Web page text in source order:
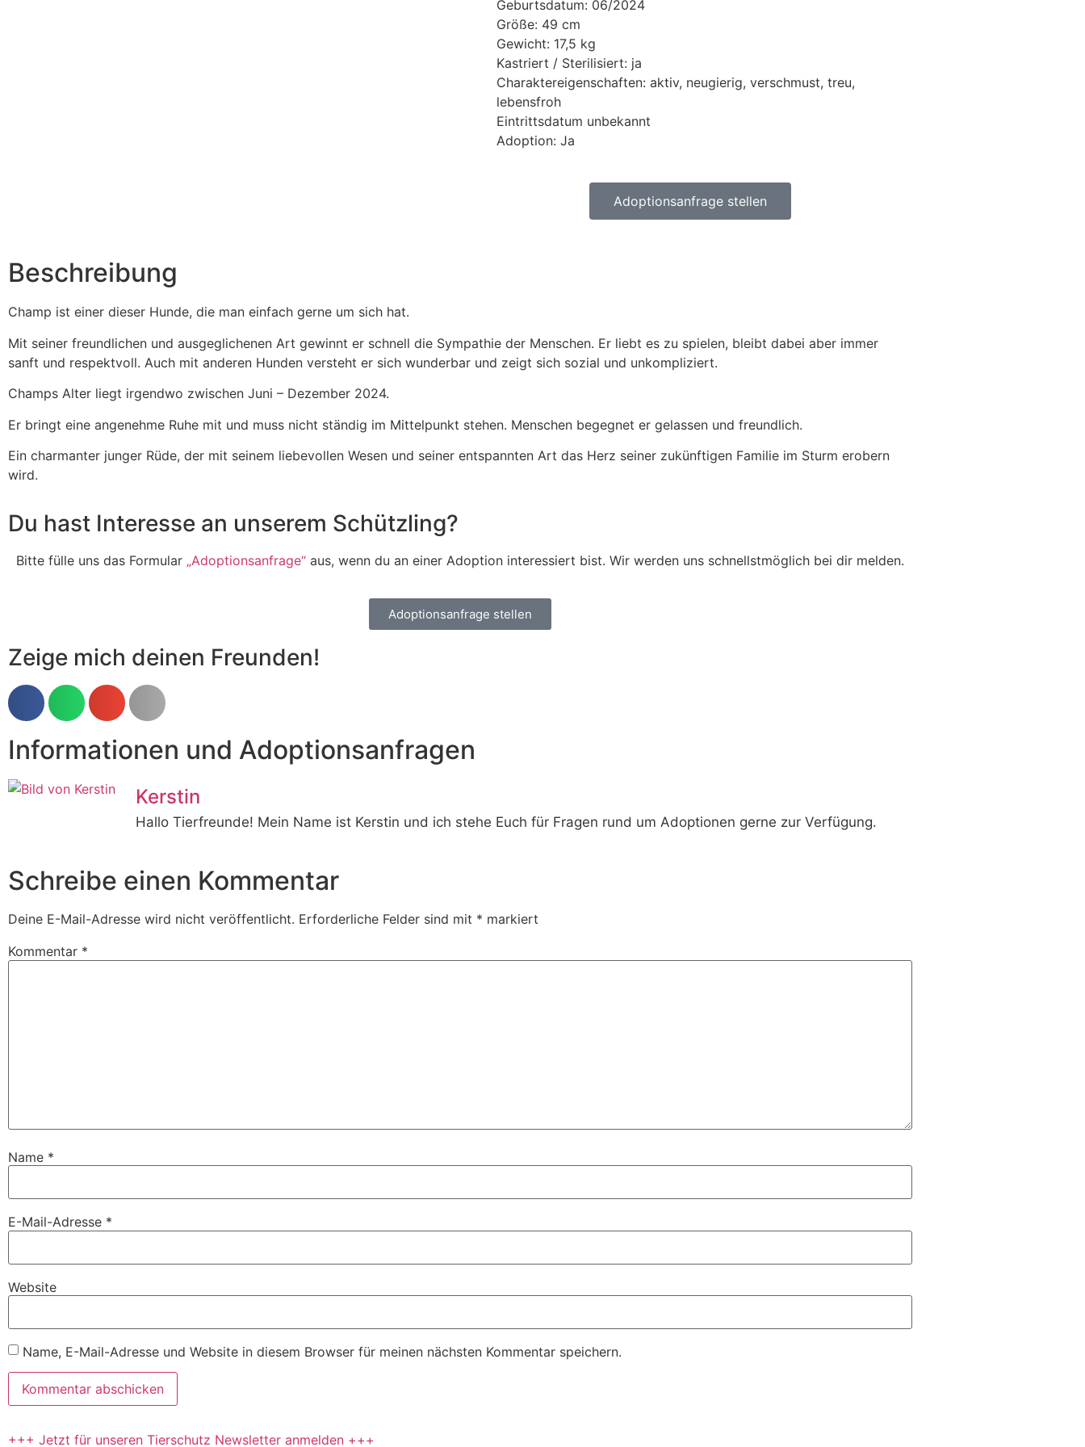
Geburtsdatum: 06/2024
Größe: 49 cm
Gewicht: 17,5 kg
Kastriert / Sterilisiert: ja
Charaktereigenschaften: aktiv, neugierig, verschmust, treu,
lebensfroh
Eintrittsdatum unbekannt
Adoption: Ja
Adoptionsanfrage stellen
Beschreibung
Champ ist einer dieser Hunde, die man einfach gerne um sich hat.
Mit seiner freundlichen und ausgeglichenen Art gewinnt er schnell die Sympathie der Menschen. Er liebt es zu spielen, bleibt dabei aber immer
sanft und respektvoll. Auch mit anderen Hunden versteht er sich wunderbar und zeigt sich sozial und unkompliziert.
Champs Alter liegt irgendwo zwischen Juni – Dezember 2024.
Er bringt eine angenehme Ruhe mit und muss nicht ständig im Mittelpunkt stehen. Menschen begegnet er gelassen und freundlich.
Ein charmanter junger Rüde, der mit seinem liebevollen Wesen und seiner entspannten Art das Herz seiner zukünftigen Familie im Sturm erobern
wird.
Du hast Interesse an unserem Schützling?
Bitte fülle uns das Formular „Adoptionsanfrage“ aus, wenn du an einer Adoption interessiert bist. Wir werden uns schnellstmöglich bei dir melden.
Adoptionsanfrage stellen
Zeige mich deinen Freunden!
Informationen und Adoptionsanfragen
Kerstin
Hallo Tierfreunde! Mein Name ist Kerstin und ich stehe Euch für Fragen rund um Adoptionen gerne zur Verfügung.
Schreibe einen Kommentar
Deine E-Mail-Adresse wird nicht veröffentlicht. Erforderliche Felder sind mit * markiert
Kommentar *
Name *
E-Mail-Adresse *
Website
Name, E-Mail-Adresse und Website in diesem Browser für meinen nächsten Kommentar speichern.
+++ Jetzt für unseren Tierschutz Newsletter anmelden +++